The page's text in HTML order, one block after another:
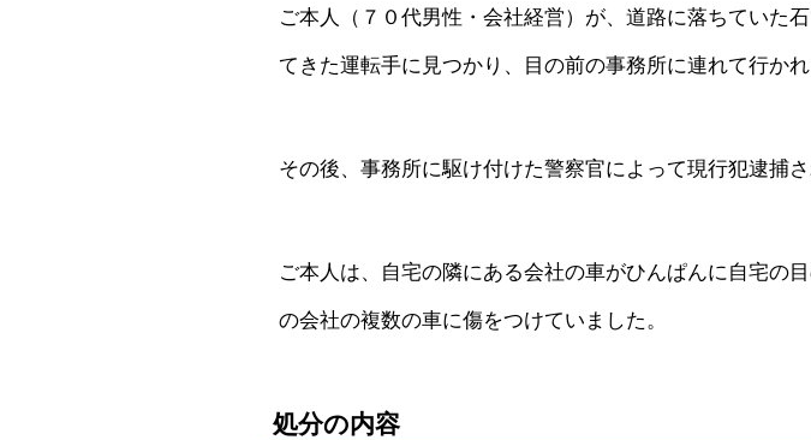
ご本人（７０代男性・会社経営）が、道路に落ちていた
てきた運転手に見つかり、目の前の事務所に連れて行かれ
その後、事務所に駆け付けた警察官によって現行犯逮捕さ
ご本人は、自宅の隣にある会社の車がひんぱんに自宅の
の会社の複数の車に傷をつけていました。
処分の内容